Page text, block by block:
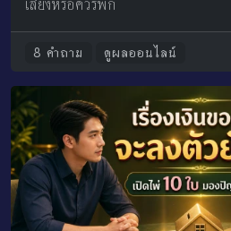
เสี่ยงหรือควรพัก
8 คำถาม ดูผลออนไลน์